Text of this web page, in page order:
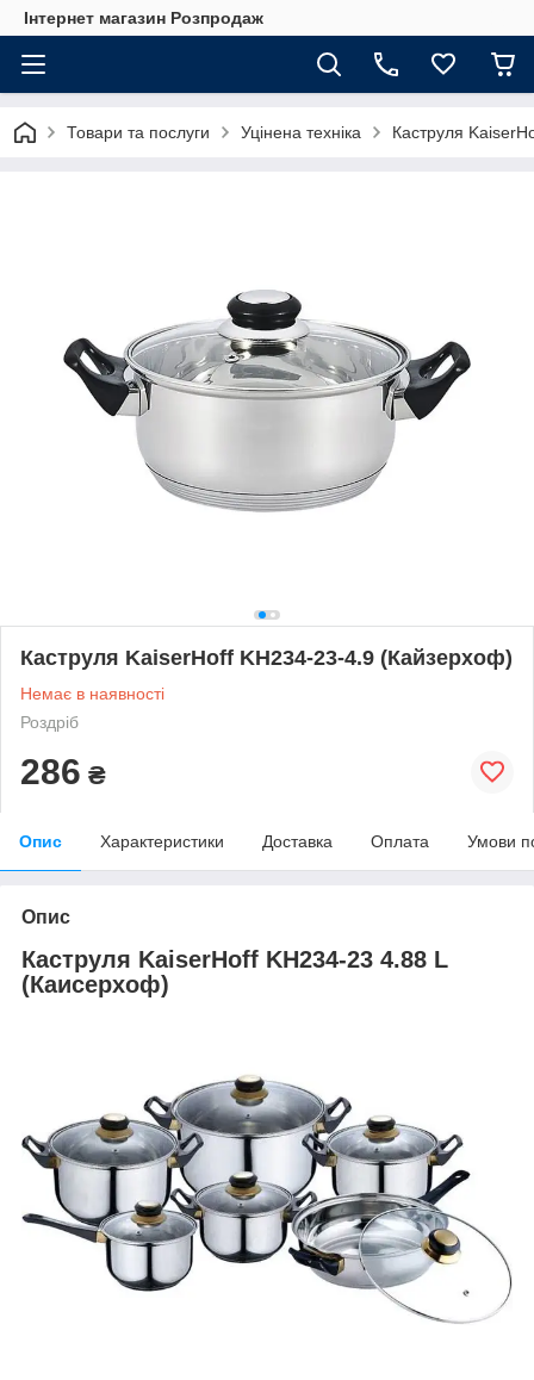
Інтернет магазин Розпродаж
Товари та послуги Уцінена техніка Каструля
Каструля KaiserHoff KH234-23-4.9 (Кайзерхоф)
Немає в наявності
Роздріб
286 ₴
Опис Характеристики Доставка Оплата Умови
Опис
Каструля KaiserHoff KH234-23 4.88 L
(Каисерхоф)